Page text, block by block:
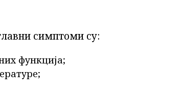
симптоми су:
функција;